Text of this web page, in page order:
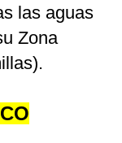
las aguas
Zona